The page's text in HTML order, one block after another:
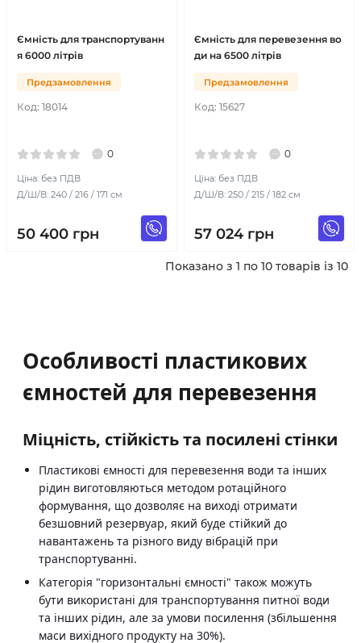
Ємність для транспортуванн
я 6000 літрів
Код: 18014
Предзамовлення
0
Ціна: без ПДВ
Д/Ш/В: 240 / 216 / 171 см
50 400 грн
Ємність для перевезення во
ди на 6500 літрів
Код: 15627
Предзамовлення
0
Ціна: без ПДВ
Д/Ш/В: 250 / 215 / 182 см
57 024 грн
Показано з 1 по 10 товарів із 10
Особливості пластикових
ємностей для перевезення
Міцність, стійкість та посилені стінки
Пластикові ємності для перевезення води та інших
рідин виготовляються методом ротаційного
формування, що дозволяє на виході отримати
безшовний резервуар, який буде стійкий до
навантажень та різного виду вібрацій при
транспортуванні.
Категорія "горизонтальні ємності" також можуть
бути використані для транспортування питної води
та інших рідин, але за умови посилення (збільшення
маси вихідного продукту на 30%).